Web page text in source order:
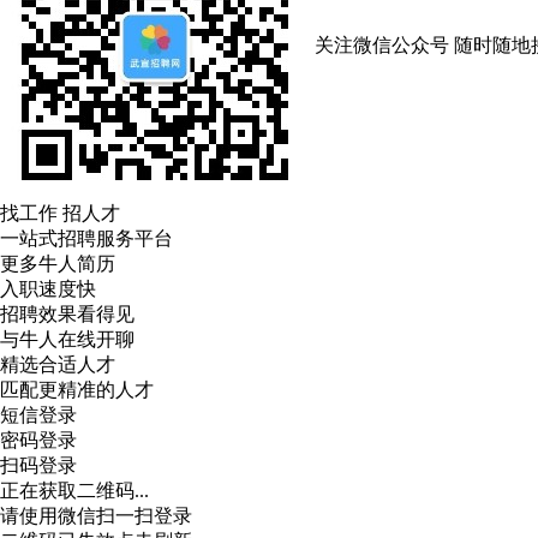
关注微信公众号 随时随地
找工作 招人才
一站式招聘服务平台
更多牛人简历
入职速度快
招聘效果看得见
与牛人在线开聊
精选合适人才
匹配更精准的人才
短信登录
密码登录
扫码登录
正在获取二维码...
请使用微信扫一扫登录